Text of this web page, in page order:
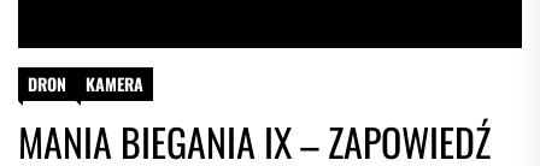
DRON KAMERA
MANIA BIEGANIA IX – ZAPOWIEDŹ